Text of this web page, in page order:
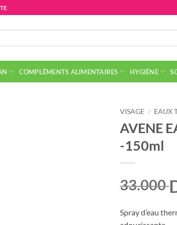
COMPLÉMENTS ALIMENTAIRES HYGIÈNE
VISAGE / EAUX
AVENE
-150ml
33.000
Spray d’eau